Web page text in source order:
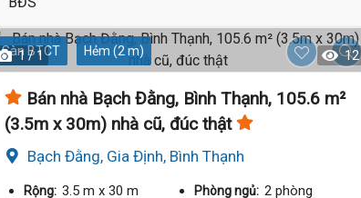
Sàn BTCT Hẻm (2 m)
1 / 1 12
Bán nhà Bạch Đằng, Bình Thạnh, 105.6 m²
(3.5m x 30m) nhà cũ, đúc thật
Bạch Đằng, Gia Định, Bình Thạnh
Rộng: 3.5 m x 30 m Phòng ngủ: 2 phòng